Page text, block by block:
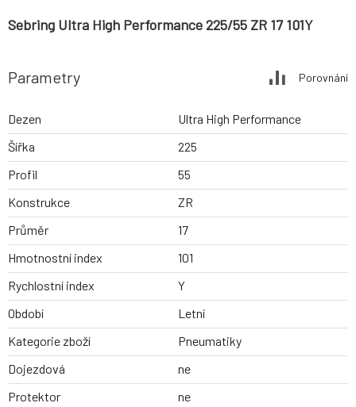
Sebring Ultra High Performance 225/55 ZR 17 101Y
Parametry Porovnání
Dezen
Ultra High Performance
Šířka
225
Profil
55
Konstrukce
ZR
Průměr
17
Hmotnostní index
101
Rychlostní index
Y
Období
Letní
Kategorie zboží
Pneumatiky
Dojezdová
ne
Protektor
ne